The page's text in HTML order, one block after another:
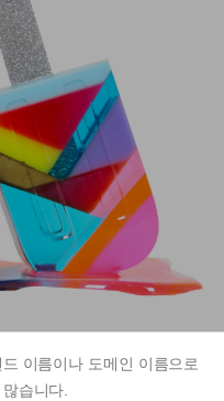
이름이나 도메인 이름으로
습니다.